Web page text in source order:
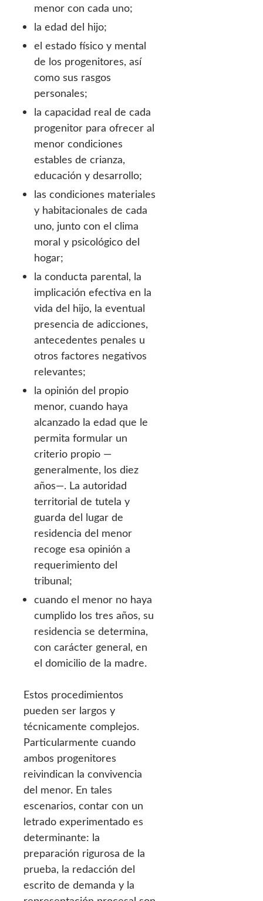
menor con cada uno;
la edad del hijo;
el estado físico y mental
de los progenitores, así
como sus rasgos
personales;
la capacidad real de cada
progenitor para ofrecer al
menor condiciones
estables de crianza,
educación y desarrollo;
las condiciones materiales
y habitacionales de cada
uno, junto con el clima
moral y psicológico del
hogar;
la conducta parental, la
implicación efectiva en la
vida del hijo, la eventual
presencia de adicciones,
antecedentes penales u
otros factores negativos
relevantes;
la opinión del propio
menor, cuando haya
alcanzado la edad que le
permita formular un
criterio propio —
generalmente, los diez
años—. La autoridad
territorial de tutela y
guarda del lugar de
residencia del menor
recoge esa opinión a
requerimiento del
tribunal;
cuando el menor no haya
cumplido los tres años, su
residencia se determina,
con carácter general, en
el domicilio de la madre.
Estos procedimientos
pueden ser largos y
técnicamente complejos.
Particularmente cuando
ambos progenitores
reivindican la convivencia
del menor. En tales
escenarios, contar con un
letrado experimentado es
determinante: la
preparación rigurosa de la
prueba, la redacción del
escrito de demanda y la